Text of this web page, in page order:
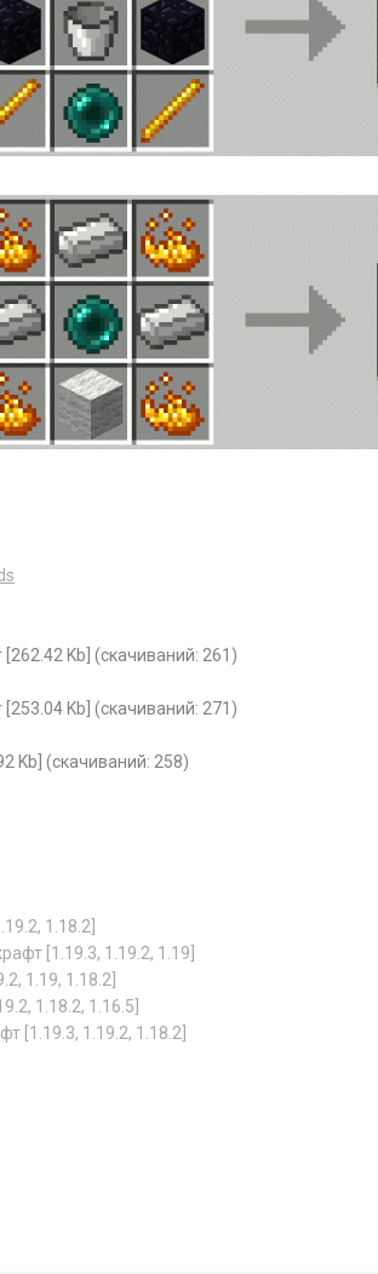
[262.42 Kb] (cкачиваний: 261)
[253.04 Kb] (cкачиваний: 271)
Kb] (cкачиваний: 258)
1.18.2]
[1.19.3, 1.19.2, 1.19]
1.19, 1.18.2]
1.18.2, 1.16.5]
[1.19.3, 1.19.2, 1.18.2]